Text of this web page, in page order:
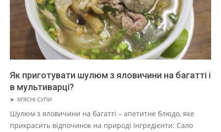
Як приготувати шулюм з яловичини на багатті і
в мультиварці?
2019-
01-
22
➤ М'ЯСНІ СУПИ
Шулюм з яловичини на багатті – апетитне блюдо, яке
прикрасить відпочинок на природі Інгредієнти: Сало